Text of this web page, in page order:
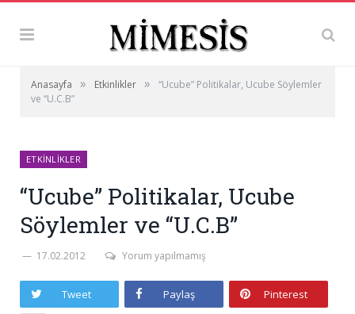
Anasayfa » Etkinlikler »
“Ucube” Politikalar, Ucube Söylemler
ve “U.C.B”
ETKINLIKLER
“Ucube” Politikalar, Ucube
Söylemler ve “U.C.B”
17.02.2012 Yorum yapılmamış
Tweet Paylaş Pinterest